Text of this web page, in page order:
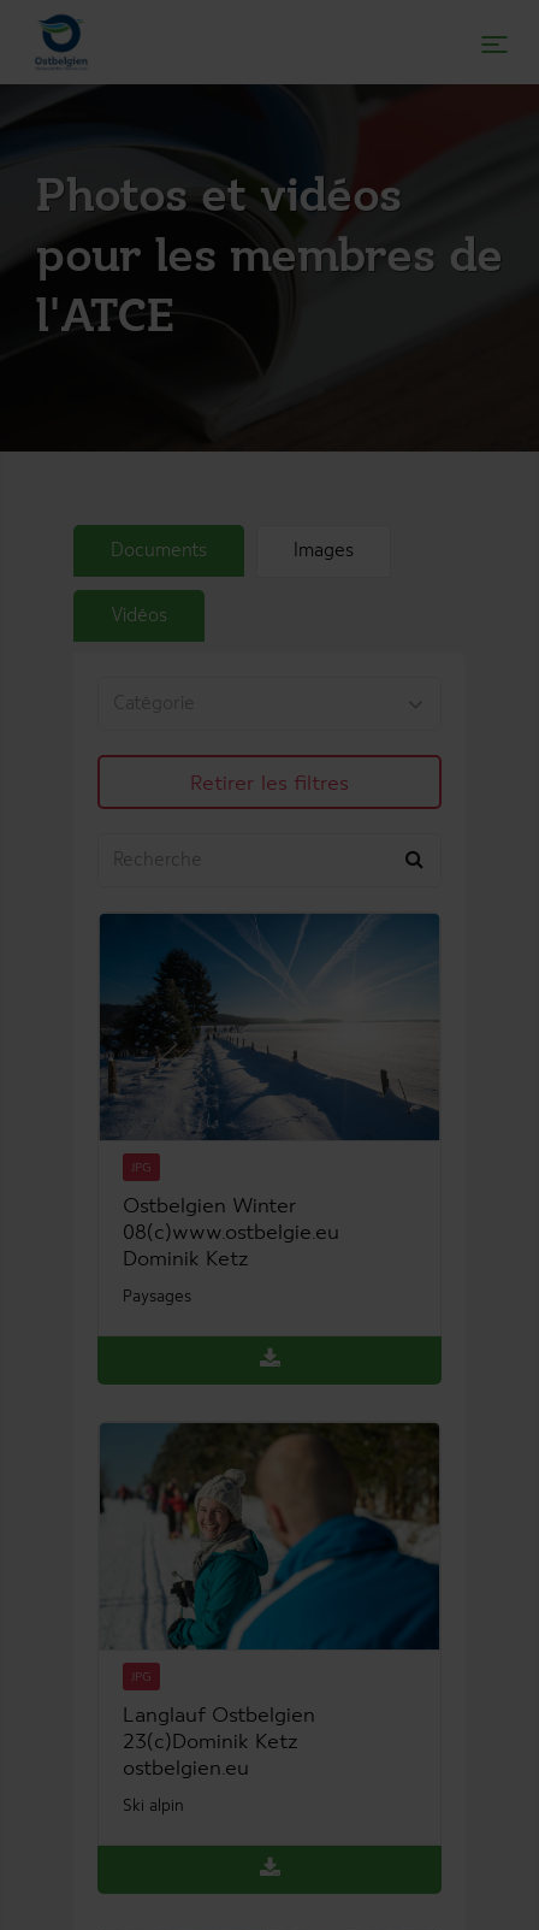
DE FR
Photos et vidéos
pour les membres de
l'ATCE
Documents Images
Vidéos
Retirer les filtres
JPG
Ostbelgien Winter
08(c)www.ostbelgie.eu
Dominik Ketz
Paysages
JPG
Langlauf Ostbelgien
23(c)Dominik Ketz
ostbelgien.eu
Ski alpin